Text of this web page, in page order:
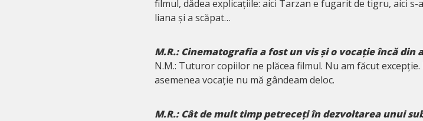
filmul, dădea explicațiile: aici Tarzan e fugarit de tigru, aici s-
liana și a scăpat…
M.R.: Cinematografia a fost un vis și o vocație încă din
N.M.: Tuturor copiilor ne plăcea filmul. Nu am făcut excepție.
asemenea vocație nu mă gândeam deloc.
M.R.: Cât de mult timp petreceți în dezvoltarea unui